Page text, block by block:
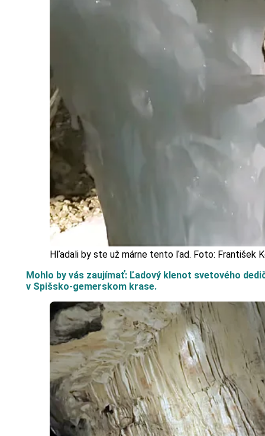
Hľadali by ste už márne tento ľad. Foto: František
Mohlo by vás zaujímať: Ľadový klenot svetového
v Spišsko-gemerskom krase.